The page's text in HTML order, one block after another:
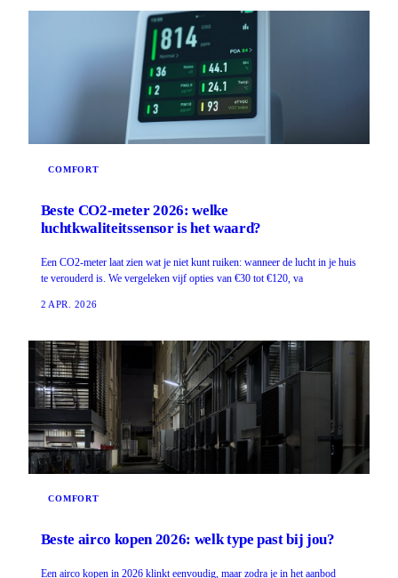
COMFORT
Beste CO2-meter 2026: welke
luchtkwaliteitssensor is het waard?
Een CO2-meter laat zien wat je niet kunt ruiken: wanneer de lucht in je huis
te verouderd is. We vergeleken vijf opties van €30 tot €120, va
2 APR. 2026
COMFORT
Beste airco kopen 2026: welk type past bij jou?
Een airco kopen in 2026 klinkt eenvoudig, maar zodra je in het aanbod